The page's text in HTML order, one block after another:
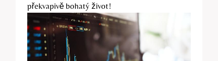
překvapivě bohatý život!